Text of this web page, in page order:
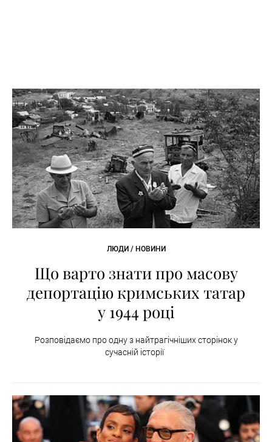
ЛЮДИ / НОВИНИ
Що варто знати про масову
депортацію кримських татар
у 1944 році
Розповідаємо про одну з найтрагічніших сторінок у
сучасній історії